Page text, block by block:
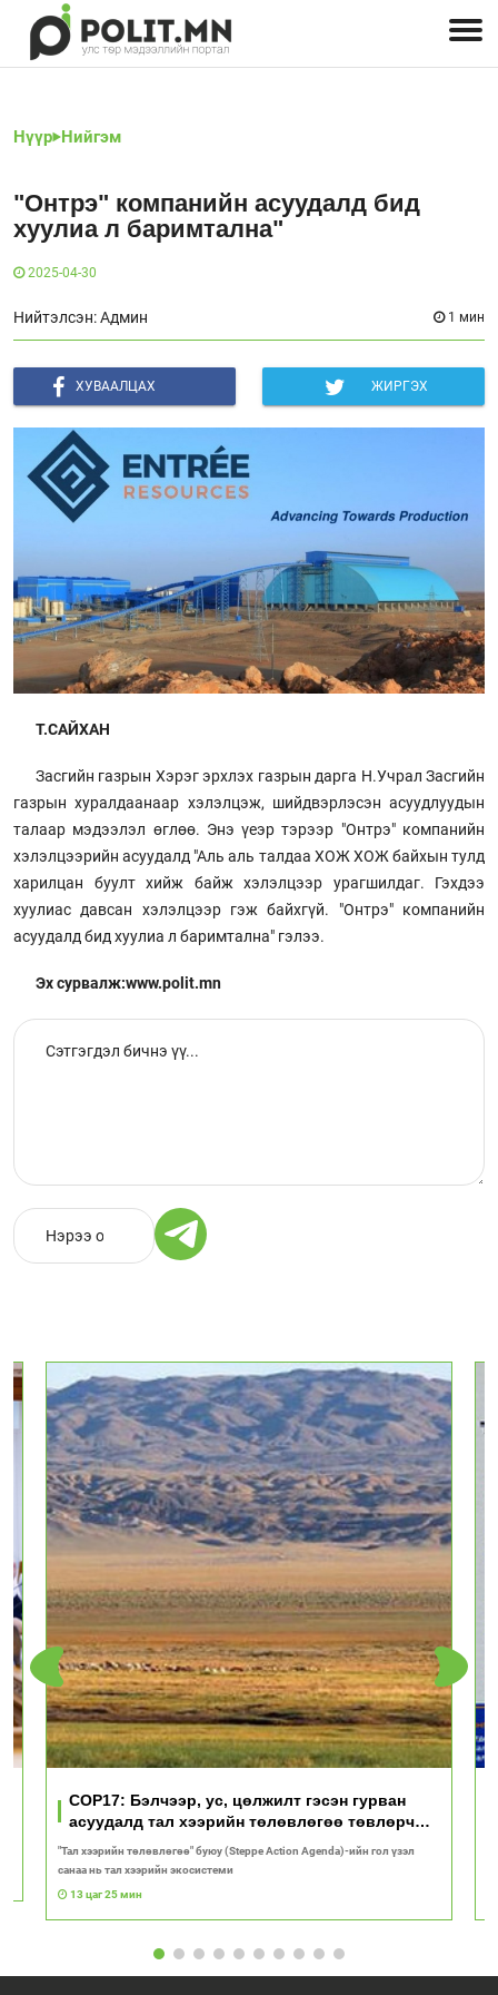
Нүүр Нийгэм
"Онтрэ" компанийн асуудалд бид
хуулиа л баримтална"
2025-04-30
Нийтэлсэн: Админ 1 мин
ХУВААЛЦАХ ЖИРГЭХ
Т.САЙХАН
Засгийн газрын Хэрэг эрхлэх газрын дарга Н.Учрал Засгийн
газрын хуралдаанаар хэлэлцэж, шийдвэрлэсэн асуудлуудын
талаар мэдээлэл өглөө. Энэ үеэр тэрээр "Онтрэ" компанийн
хэлэлцээрийн асуудалд "Аль аль талдаа ХОЖ ХОЖ байхын тулд
харилцан буулт хийж байж хэлэлцээр урагшилдаг. Гэхдээ
хуулиас давсан хэлэлцээр гэж байхгүй. "Онтрэ" компанийн
асуудалд бид хуулиа л баримтална" гэлээ.
Эх сурвалж:www.polit.mn
COP17: Бэлчээр, ус, цөлжилт гэсэн гурван
асуудалд тал хээрийн төлөвлөгөө төвлөрч
байна
"Тал хээрийн төлөвлөгөө" буюу (Steppe Action Agenda)-ийн гол үзэл
санаа нь тал хээрийн экосистеми
13 цаг 25 мин